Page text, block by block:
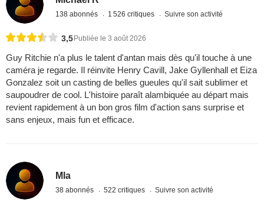
138 abonnés 1 526 critiques Suivre son activité
3,5 Publiée le 3 août 2026
Guy Ritchie n'a plus le talent d'antan mais dès qu'il touche à une
caméra je regarde. Il réinvite Henry Cavill, Jake Gyllenhall et Eiza
Gonzalez soit un casting de belles gueules qu'il sait sublimer et
saupoudrer de cool. L'histoire paraît alambiquée au départ mais
revient rapidement à un bon gros film d'action sans surprise et
sans enjeux, mais fun et efficace.
Mla
38 abonnés 522 critiques Suivre son activité